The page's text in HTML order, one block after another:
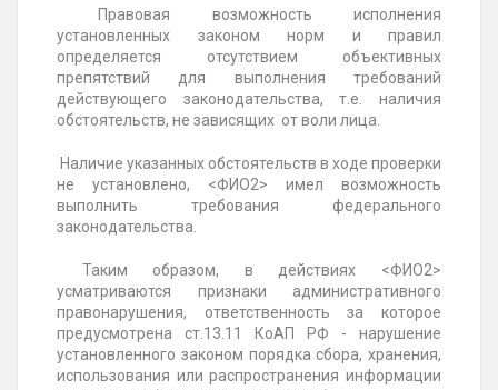
Правовая возможность исполнения
установленных законом норм и правил
определяется отсутствием объективных
препятствий для выполнения требований
действующего законодательства, т.е. наличия
обстоятельств, не зависящих от воли лица.
Наличие указанных обстоятельств в ходе проверки
не установлено, <ФИО2> имел возможность
выполнить требования федерального
законодательства.
Таким образом, в действиях <ФИО2>
усматриваются признаки административного
правонарушения, ответственность за которое
предусмотрена ст.13.11 КоАП РФ - нарушение
установленного законом порядка сбора, хранения,
использования или распространения информации